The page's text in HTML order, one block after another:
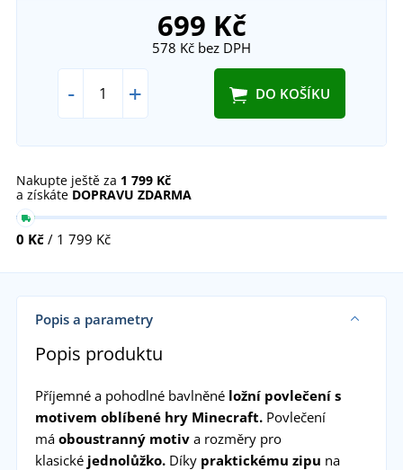
699 Kč
578 Kč bez DPH
- + DO KOŠÍKU
Nakupte ještě za 1 799 Kč
a získáte DOPRAVU ZDARMA
0 Kč / 1 799 Kč
Popis a parametry
Popis produktu
Příjemné a pohodlné bavlněné ložní povlečení s
motivem oblíbené hry Minecraft.Povlečení
má oboustranný motiva rozměry pro
klasické jednolůžko.Díky praktickému zipu na